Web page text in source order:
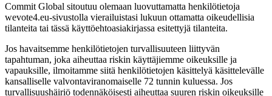
Commit Global sitoutuu olemaan luovuttamatta henkilötietoja
wevote4.eu-sivustolla vierailuistasi lukuun ottamatta oikeudellisia
tilanteita tai tässä käyttöehtoasiakirjassa esitettyjä tilanteita.
Jos havaitsemme henkilötietojen turvallisuuteen liittyvän
tapahtuman, joka aiheuttaa riskin käyttäjiemme oikeuksille ja
vapauksille, ilmoitamme siitä henkilötietojen käsittelyä käsittelevälle
kansalliselle valvontaviranomaiselle 72 tunnin kuluessa. Jos
turvallisuushäiriö todennäköisesti aiheuttaa suuren riskin oikeuksille